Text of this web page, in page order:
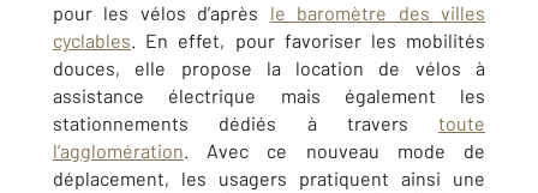
pour les vélos d’après le baromètre des villes
cyclables. En effet, pour favoriser les mobilités
douces, elle propose la location de vélos à
assistance électrique mais également les
stationnements dédiés à travers toute
l’agglomération. Avec ce nouveau mode de
déplacement, les usagers pratiquent ainsi une